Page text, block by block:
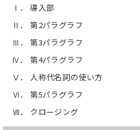
Ⅰ． 導入部
Ⅱ． 第2パラグラフ
Ⅲ． 第3パラグラフ
Ⅳ． 第4パラグラフ
Ⅴ． 人称代名詞の使い方
Ⅵ． 第5パラグラフ
Ⅶ． クロージング